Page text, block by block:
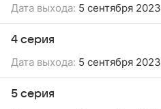
Дата выхода: 5 сентября 2023
4 серия
Дата выхода: 5 сентября 2023
5 серия